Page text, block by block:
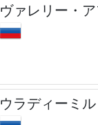
ヴァレリー・
ウラディーミ